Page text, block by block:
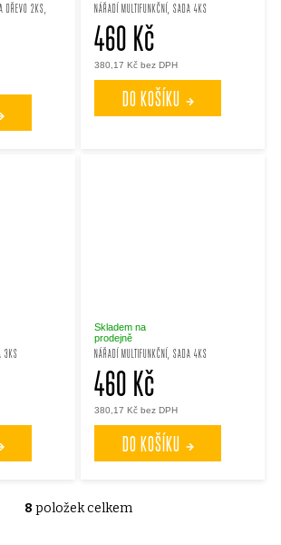
DŘEVO 2KS,
NÁŘADÍ MULTIFUNKČNÍ, SADA 4KS
380,17 Kč bez DPH
460 Kč
DO KOŠÍKU
3KS NÁŘADÍ MULTIFUNKČNÍ, SADA 4KS
Skladem na
prodejně
380,17 Kč bez DPH
460 Kč
DO KOŠÍKU
O
8 položek celkem